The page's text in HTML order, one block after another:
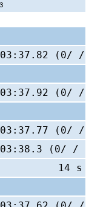
(0/
(0/
(0/
(0/ /
14 s